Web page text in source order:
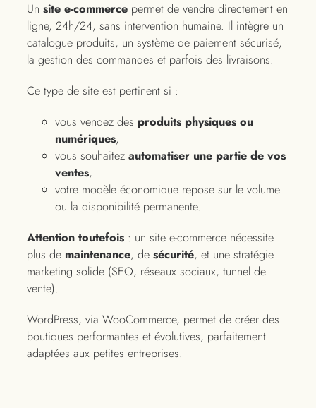
Un site e-commerce permet de vendre directement en
ligne, 24h/24, sans intervention humaine. Il intègre un
catalogue produits, un système de paiement sécurisé,
la gestion des commandes et parfois des livraisons.
Ce type de site est pertinent si :
vous vendez des produits physiques ou
numériques,
vous souhaitez automatiser une partie de vos
ventes,
votre modèle économique repose sur le volume
ou la disponibilité permanente.
Attention toutefois : un site e-commerce nécessite
plus de maintenance, de sécurité, et une stratégie
marketing solide (SEO, réseaux sociaux, tunnel de
vente).
WordPress, via WooCommerce, permet de créer des
boutiques performantes et évolutives, parfaitement
adaptées aux petites entreprises.